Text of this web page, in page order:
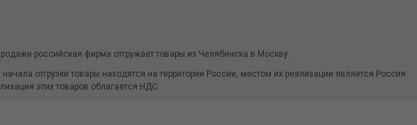
российская фирма отгружает товары из Челябинска в Москву.
отгрузки товары находятся на территории России, местом их реализации является Россия.
этих товаров облагается НДС.